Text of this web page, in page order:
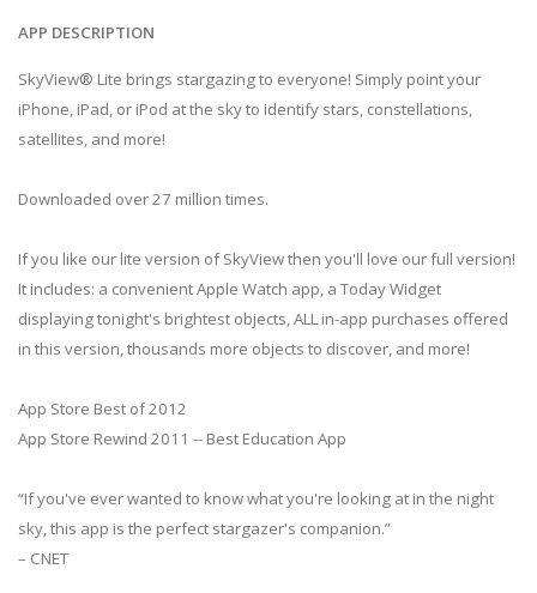
APP DESCRIPTION
SkyView® Lite brings stargazing to everyone! Simply point your
iPhone, iPad, or iPod at the sky to identify stars, constellations,
satellites, and more!
Downloaded over 27 million times.
If you like our lite version of SkyView then you'll love our full version!
It includes: a convenient Apple Watch app, a Today Widget
displaying tonight's brightest objects, ALL in-app purchases offered
in this version, thousands more objects to discover, and more!
App Store Best of 2012
App Store Rewind 2011 -- Best Education App
“If you've ever wanted to know what you're looking at in the night
sky, this app is the perfect stargazer's companion.”
– CNET